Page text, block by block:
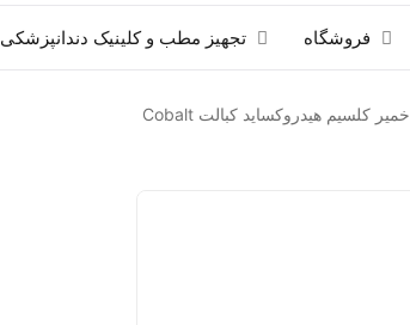
فروشگاه تجهیز مطب و کلینیک دندانپزشکی
خمیر کلسیم هیدروکساید کبالت Cobalt